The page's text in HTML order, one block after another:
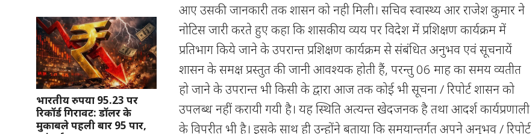
भारतीय रुपया 95.23 पर
रिकॉर्ड गिरावट: डॉलर के
मुकाबले पहली बार 95 पार,
आए उसकी जानकारी तक शासन को नही मिली। सचिव स्वास्थ्य आर राजेश कुमार ने
नोटिस जारी करते हुए कहा कि शासकीय व्यय पर विदेश में प्रशिक्षण कार्यक्रम में
प्रतिभाग किये जाने के उपरान्त प्रशिक्षण कार्यक्रम से संबंधित अनुभव एवं सूचनायें
शासन के समक्ष प्रस्तुत की जानी आवश्यक होती हैं, परन्तु 06 माह का समय व्यतीत
हो जाने के उपरान्त भी किसी के द्वारा आज तक कोई भी सूचना / रिपोर्ट शासन को
उपलब्ध नहीं करायी गयी है। यह स्थिति अत्यन्त खेदजनक है तथा आदर्श कार्यप्रणाली
के विपरीत भी है। इसके साथ ही उन्होंने बताया कि समयान्तर्गत अपने अनुभव / रिपोर्ट